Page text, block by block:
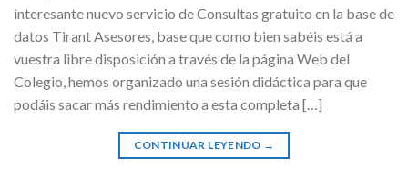
interesante nuevo servicio de Consultas gratuito en la base de
datos Tirant Asesores, base que como bien sabéis está a
vuestra libre disposición a través de la página Web del
Colegio, hemos organizado una sesión didáctica para que
podáis sacar más rendimiento a esta completa […]
CONTINUAR LEYENDO →